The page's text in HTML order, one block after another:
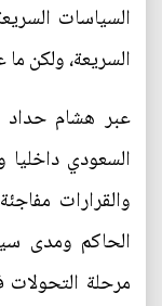
السياسات
السريعة، ولكن
عبر هشام حداد
السعودي
والقرارات
الحاكم ومدى
مرحلة